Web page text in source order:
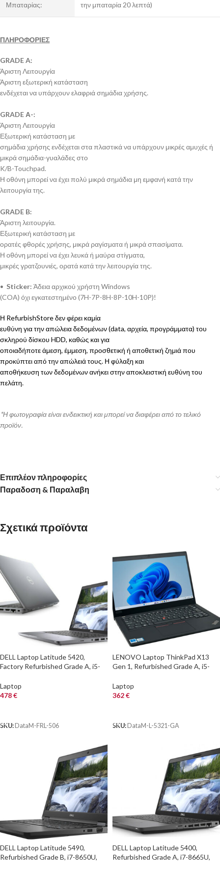
Μπαταρίας: την μπαταρία 20 λεπτά)
ΠΛΗΡΟΦΟΡΙΕΣ
GRADE A:
Άριστη Λειτουργία
Άριστη εξωτερική κατάσταση
ενδέχεται να υπάρχουν ελαφριά σημάδια χρήσης.
GRADE Α-:
Άριστη Λειτουργία
Εξωτερική κατάσταση με
σημάδια χρήσης ενδέχεται στα πλαστικά να υπάρχουν μικρές αμυχές ή
μικρά σημάδια-γυαλάδες στο
K/B-Touchpad.
Η οθόνη μπορεί να έχει πολύ μικρά σημάδια μη εμφανή κατά την
λειτουργία της.
GRADE B:
Άριστη λειτουργία.
Εξωτερική κατάσταση με
ορατές φθορές χρήσης, μικρά ραγίσματα ή μικρά σπασίματα.
Η οθόνη μπορεί να έχει λευκά ή μαύρα στίγματα,
μικρές γρατζουνιές, ορατά κατά την λειτουργία της.
• Sticker: Άδεια αρχικού χρήστη Windows
(COA) όχι εγκατεστημένο (7H-7P-8H-8P-10H-10P)!
Η RefurbishStore δεν φέρει καμία
ευθύνη για την απώλεια δεδομένων (data, αρχεία, προγράμματα) του
σκληρού δίσκου HDD, καθώς και για
οποιαδήποτε άμεση, έμμεση, προσθετική ή αποθετική ζημιά που
προκύπτει από την απώλειά τους. Η φύλαξη και
αποθήκευση των δεδομένων ανήκει στην αποκλειστική ευθύνη του
πελάτη.
*Η φωτογραφία είναι ενδεικτική και μπορεί να διαφέρει από το τελικό
προϊόν.
Επιπλέον πληροφορίες
Παραδοση & Παραλαβη
Σχετικά προϊόντα
DELL Laptop Latitude 5420,
Factory Refurbished Grade A, i5-
Integrated Graphics, Windows 11
Pro
Laptop
478€
SKU: DataM-FRL-506
LENOVO Laptop ThinkPad X13
Gen 1, Refurbished Grade A, i5-
Cam, UHD Graphics 620, FreeDOS
Laptop
362€
SKU: DataM-L-5321-GA
DELL Laptop Latitude 5490,
Refurbished Grade B, i7-8650U,
DELL Laptop Latitude 5400,
Refurbished Grade A, i7-8665U,